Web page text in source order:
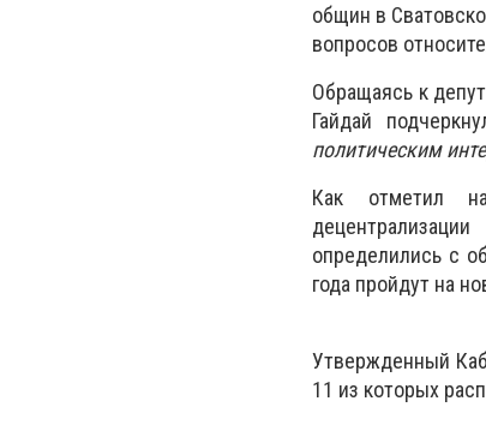
общин в
вопросов
Обращаясь к
Гайдай
политическим
Как отметил
определились с
года пройдут на
Утвержденный
11 из которых